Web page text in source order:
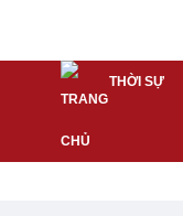
THỜI SỰ